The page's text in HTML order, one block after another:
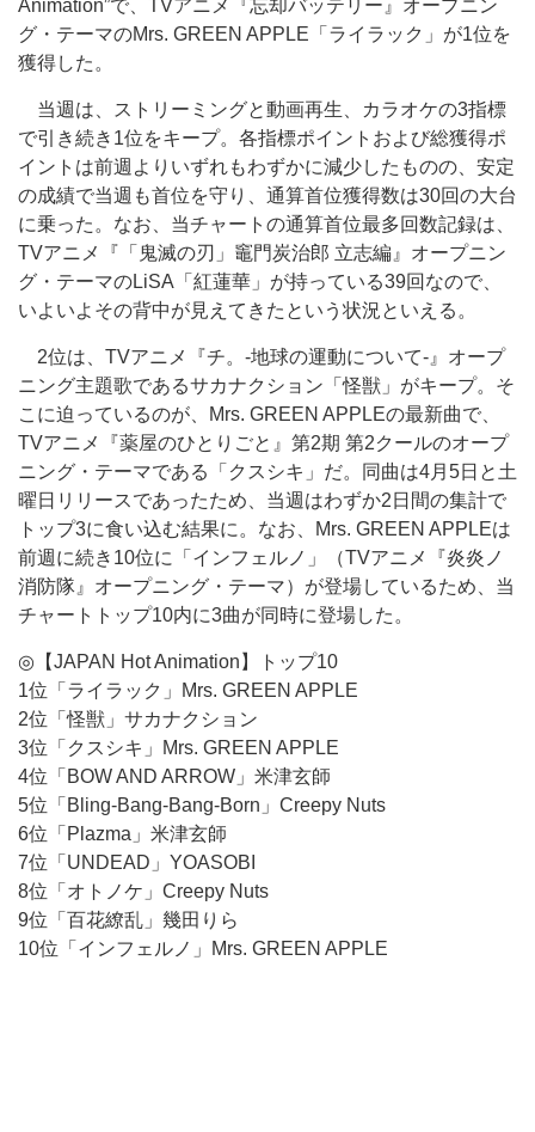
Animation”で、TVアニメ『忘却バッテリー』オープニン
グ・テーマのMrs. GREEN APPLE「ライラック」が1位を
獲得した。
当週は、ストリーミングと動画再生、カラオケの3指標
で引き続き1位をキープ。各指標ポイントおよび総獲得ポ
イントは前週よりいずれもわずかに減少したものの、安定
の成績で当週も首位を守り、通算首位獲得数は30回の大台
に乗った。なお、当チャートの通算首位最多回数記録は、
TVアニメ『「鬼滅の刃」竈門炭治郎 立志編』オープニン
グ・テーマのLiSA「紅蓮華」が持っている39回なので、
いよいよその背中が見えてきたという状況といえる。
2位は、TVアニメ『チ。-地球の運動について-』オープ
ニング主題歌であるサカナクション「怪獣」がキープ。そ
こに迫っているのが、Mrs. GREEN APPLEの最新曲で、
TVアニメ『薬屋のひとりごと』第2期 第2クールのオープ
ニング・テーマである「クスシキ」だ。同曲は4月5日と土
曜日リリースであったため、当週はわずか2日間の集計で
トップ3に食い込む結果に。なお、Mrs. GREEN APPLEは
前週に続き10位に「インフェルノ」（TVアニメ『炎炎ノ
消防隊』オープニング・テーマ）が登場しているため、当
チャートトップ10内に3曲が同時に登場した。
◎【JAPAN Hot Animation】トップ10
1位「ライラック」Mrs. GREEN APPLE
2位「怪獣」サカナクション
3位「クスシキ」Mrs. GREEN APPLE
4位「BOW AND ARROW」米津玄師
5位「Bling-Bang-Bang-Born」Creepy Nuts
6位「Plazma」米津玄師
7位「UNDEAD」YOASOBI
8位「オトノケ」Creepy Nuts
9位「百花繚乱」幾田りら
10位「インフェルノ」Mrs. GREEN APPLE